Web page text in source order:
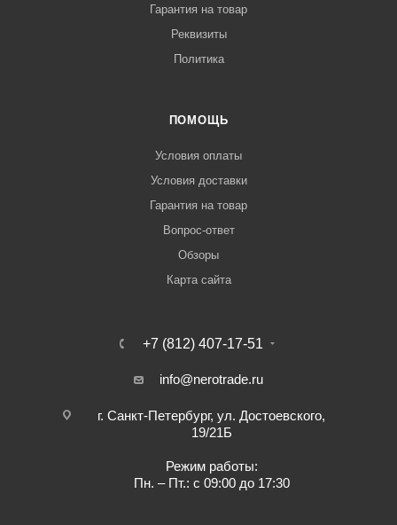
Гарантия на товар
Реквизиты
Политика
ПОМОЩЬ
Условия оплаты
Условия доставки
Гарантия на товар
Вопрос-ответ
Обзоры
Карта сайта
+7 (812) 407-17-51
info@nerotrade.ru
г. Санкт-Петербург, ул. Достоевского,
19/21Б
Режим работы:
Пн. – Пт.: с 09:00 до 17:30